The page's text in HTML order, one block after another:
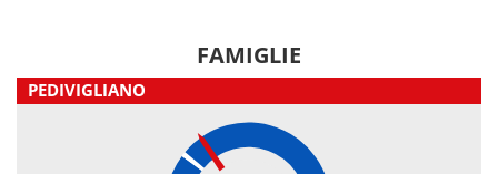
FAMIGLIE
PEDIVIGLIANO